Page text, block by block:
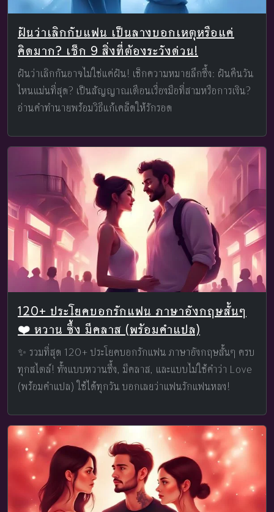
ฝันว่าเลิกกับแฟน เป็นลางบอกเหตุหรือแค่
คิดมาก? เช็ก 9 สิ่งที่ต้องระวังด่วน!
ฝันว่าเลิกกันอาจไม่ใช่แค่ฝัน! เช็กความหมายลึกซึ้ง: ฝันคืนวัน
ไหนแม่นที่สุด? เป็นสัญญาณเตือนเรื่องมือที่สามหรือการเงิน?
อ่านคำทำนายพร้อมวิธีแก้เคล็ดให้รักรอด
120+ ประโยคบอกรักแฟน ภาษาอังกฤษสั้นๆ
❤️ หวาน ซึ้ง มีคลาส (พร้อมคำแปล)
✨ รวมที่สุด 120+ ประโยคบอกรักแฟน ภาษาอังกฤษสั้นๆ ครบ
ทุกสไตล์! ทั้งแบบหวานซึ้ง, มีคลาส, และแบบไม่ใช้คำว่า Love
(พร้อมคำแปล) ใช้ได้ทุกวัน บอกเลยว่าแฟนรักแฟนหลง!